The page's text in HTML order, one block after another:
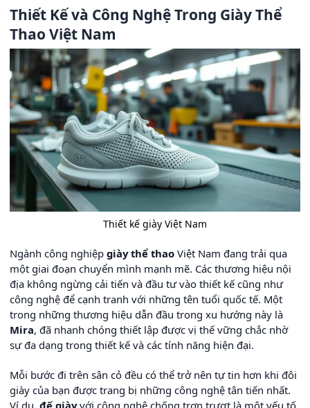
Thiết Kế và Công Nghệ Trong Giày Thể
Thao Việt Nam
Thiết kế giày Việt Nam
Ngành công nghiệp giày thể thao Việt Nam đang trải qua
một giai đoạn chuyển mình mạnh mẽ. Các thương hiệu nội
địa không ngừng cải tiến và đầu tư vào thiết kế cũng như
công nghệ để cạnh tranh với những tên tuổi quốc tế. Một
trong những thương hiệu dẫn đầu trong xu hướng này là
Mira, đã nhanh chóng thiết lập được vị thế vững chắc nhờ
sự đa dạng trong thiết kế và các tính năng hiện đại.
Mỗi bước đi trên sân cỏ đều có thể trở nên tự tin hơn khi đôi
giày của bạn được trang bị những công nghệ tân tiến nhất.